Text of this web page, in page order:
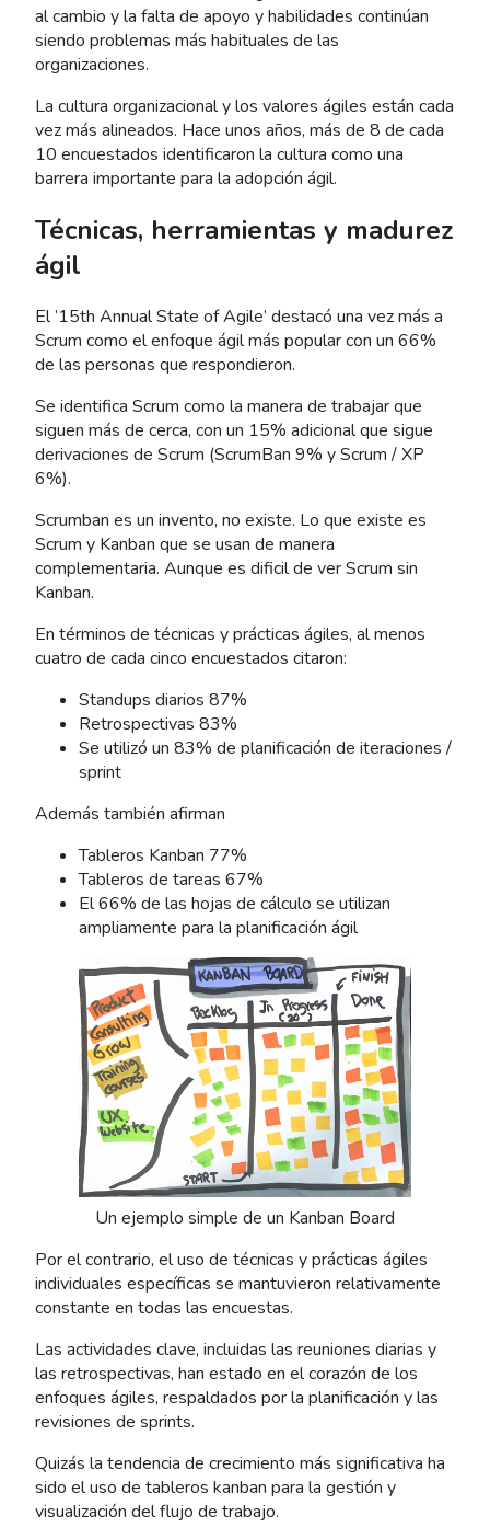
al cambio y la falta de apoyo y habilidades continúan
siendo problemas más habituales de las
organizaciones.
La cultura organizacional y los valores ágiles están cada
vez más alineados. Hace unos años, más de 8 de cada
10 encuestados identificaron la cultura como una
barrera importante para la adopción ágil.
Técnicas, herramientas y madurez
ágil
El ’15th Annual State of Agile’ destacó una vez más a
Scrum como el enfoque ágil más popular con un 66%
de las personas que respondieron.
Se identifica Scrum como la manera de trabajar que
siguen más de cerca, con un 15% adicional que sigue
derivaciones de Scrum (ScrumBan 9% y Scrum / XP
6%).
Scrumban es un invento, no existe. Lo que existe es
Scrum y Kanban que se usan de manera
complementaria. Aunque es dificil de ver Scrum sin
Kanban.
En términos de técnicas y prácticas ágiles, al menos
cuatro de cada cinco encuestados citaron:
Standups diarios 87%
Retrospectivas 83%
Se utilizó un 83% de planificación de iteraciones /
sprint
Además también afirman
Tableros Kanban 77%
Tableros de tareas 67%
El 66% de las hojas de cálculo se utilizan
ampliamente para la planificación ágil
Un ejemplo simple de un Kanban Board
Por el contrario, el uso de técnicas y prácticas ágiles
individuales específicas se mantuvieron relativamente
constante en todas las encuestas.
Las actividades clave, incluidas las reuniones diarias y
las retrospectivas, han estado en el corazón de los
enfoques ágiles, respaldados por la planificación y las
revisiones de sprints.
Quizás la tendencia de crecimiento más significativa ha
sido el uso de tableros kanban para la gestión y
visualización del flujo de trabajo.